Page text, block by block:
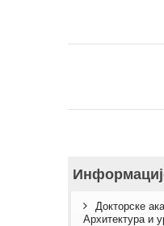
Докторске
Архитектура и